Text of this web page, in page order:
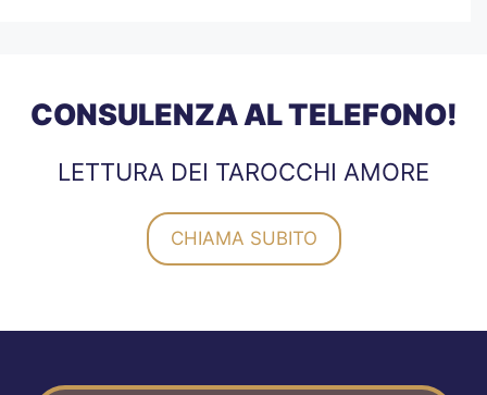
CONSULENZA AL TELEFONO!
LETTURA DEI TAROCCHI AMORE
CHIAMA SUBITO